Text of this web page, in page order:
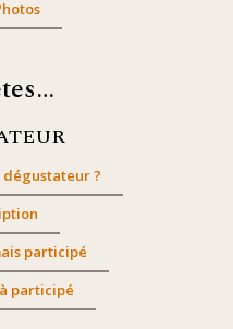
?
participé
participé